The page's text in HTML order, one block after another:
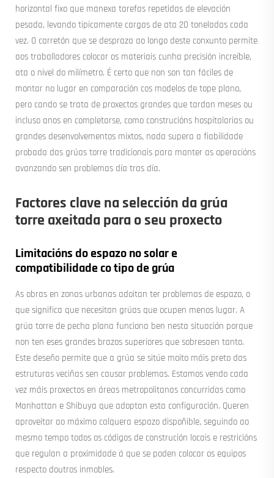
horizontal fixo que manexa tarefas repetidas de elevación
pesada, levando tipicamente cargas de ata 20 toneladas cada
vez. O carretón que se despraza ao longo deste conxunto permite
aos traballadores colocar os materiais cunha precisión increíble,
ata o nivel do milímetro. É certo que non son tan fáciles de
montar no lugar en comparación cos modelos de tope plano,
pero cando se trata de proxectos grandes que tardan meses ou
incluso anos en completarse, como construcións hospitalarias ou
grandes desenvolvementos mixtos, nada supera a fiabilidade
probada das grúas torre tradicionais para manter as operacións
avanzando sen problemas día tras día.
Factores clave na selección da grúa
torre axeitada para o seu proxecto
Limitacións do espazo no solar e
compatibilidade co tipo de grúa
As obras en zonas urbanas adoitan ter problemas de espazo, o
que significa que necesitan grúas que ocupen menos lugar. A
grúa torre de pecha plana funciona ben nesta situación porque
non ten eses grandes brazos superiores que sobresaen tanto.
Este deseño permite que a grúa se sitúe moito máis preto das
estruturas veciñas sen causar problemas. Estamos vendo cada
vez máis proxectos en áreas metropolitanas concurridas como
Manhattan e Shibuya que adoptan esta configuración. Queren
aproveitar ao máximo calquera espazo dispoñible, seguindo ao
mesmo tempo todos os códigos de construción locais e restricións
que regulan a proximidade á que se poden colocar os equipos
respecto doutros inmobles.